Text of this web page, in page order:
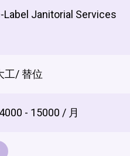
Label Janitorial Services
工/ 替位
- 15000 / 月